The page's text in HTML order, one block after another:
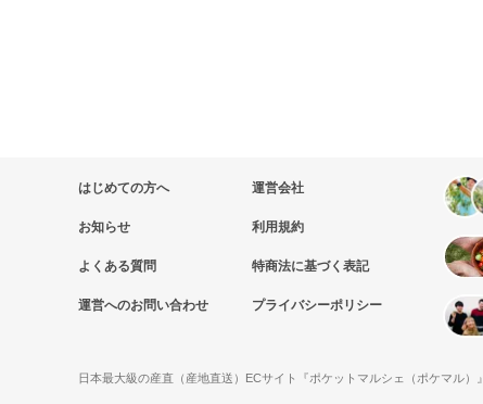
はじめての方へ
お知らせ
よくある質問
運営へのお問い合わせ
運営会社
利用規約
特商法に基づく表記
プライバシーポリシー
日本最大級の産直（産地直送）ECサイト『ポケットマルシェ（ポケマル）』